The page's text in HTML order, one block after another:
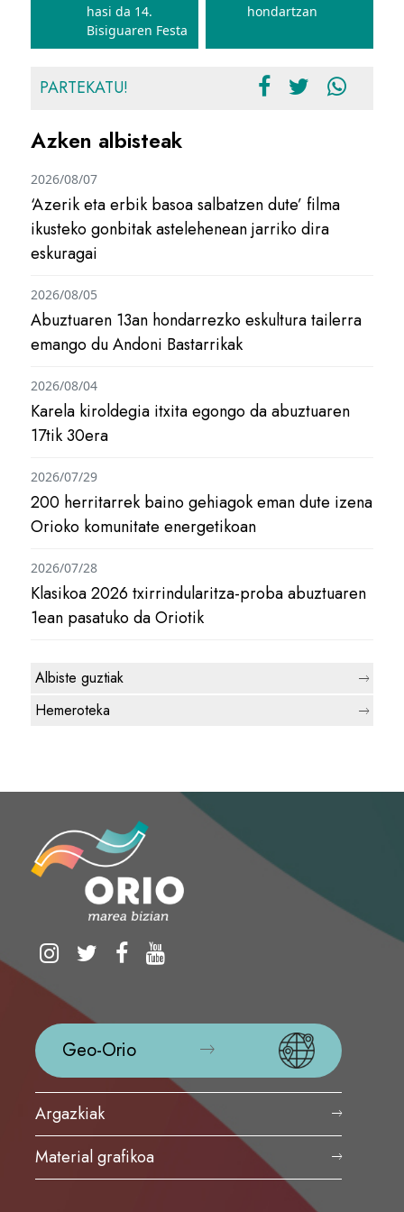
hasi da 14.
Bisiguaren Festa
hondartzan
PARTEKATU!
Azken albisteak
‘Azerik eta erbik basoa salbatzen dute’ filma
ikusteko gonbitak astelehenean jarriko dira
eskuragai
2026/08/07
Abuztuaren 13an hondarrezko eskultura tailerra
emango du Andoni Bastarrikak
2026/08/05
Karela kiroldegia itxita egongo da abuztuaren
17tik 30era
2026/08/04
200 herritarrek baino gehiagok eman dute izena
Orioko komunitate energetikoan
2026/07/29
Klasikoa 2026 txirrindularitza-proba abuztuaren
1ean pasatuko da Oriotik
2026/07/28
Albiste guztiak
Hemeroteka
Geo-Orio
Argazkiak
Material grafikoa